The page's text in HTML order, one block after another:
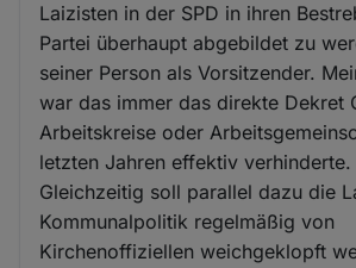
Laizisten in der SPD in ihren
Partei überhaupt abgebildet zu
seiner Person als Vorsitzender.
war das immer das direkte Dekret
Arbeitskreise oder
letzten Jahren effektiv verhinderte.
Gleichzeitig soll parallel dazu die
Kommunalpolitik regelmäßig von
Kirchenoffiziellen weichgeklopft